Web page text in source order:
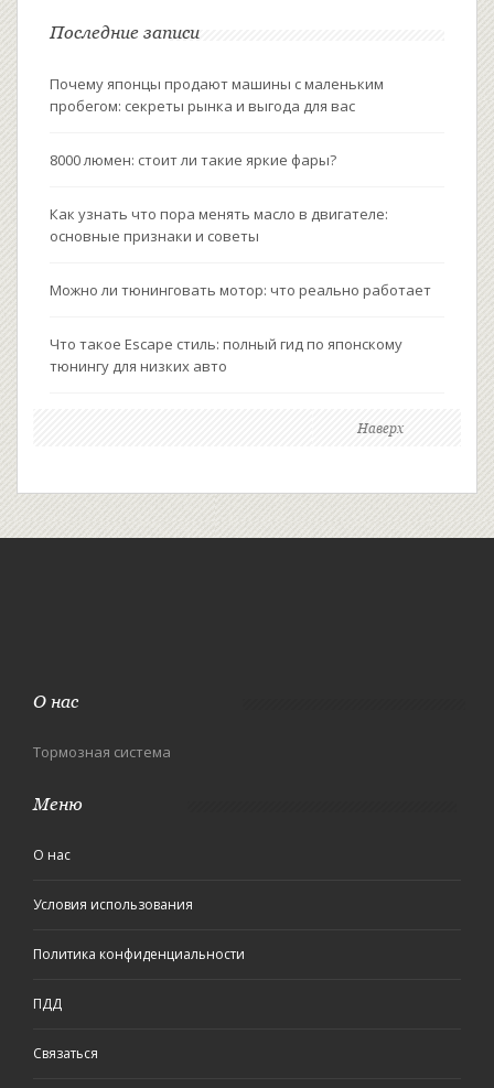
Последние записи
Почему японцы продают машины с маленьким
пробегом: секреты рынка и выгода для вас
8000 люмен: стоит ли такие яркие фары?
Как узнать что пора менять масло в двигателе:
основные признаки и советы
Можно ли тюнинговать мотор: что реально работает
Что такое Escape стиль: полный гид по японскому
тюнингу для низких авто
Наверх
О нас
Тормозная система
Меню
О нас
Условия использования
Политика конфиденциальности
ПДД
Связаться